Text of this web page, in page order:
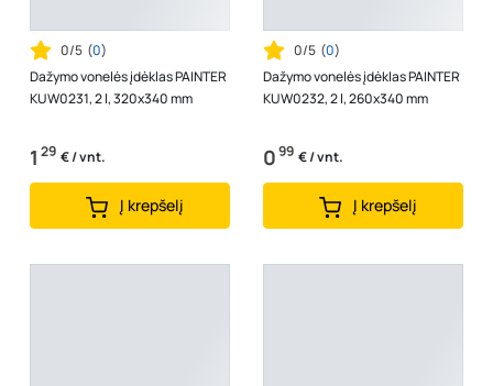
0/5 (0)
Dažymo vonelės įdėklas PAINTER
KUW0231, 2 l, 320x340 mm
1 29 € / vnt.
Į krepšelį
0/5 (0)
Dažymo vonelės įdėklas PAINTER
KUW0232, 2 l, 260x340 mm
099 € / vnt.
Į krepšelį